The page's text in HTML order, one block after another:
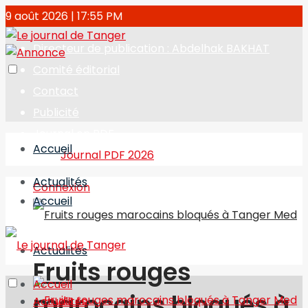
9 août 2026 | 17:55 PM
Directeur de publication : Abdelhak BAKHAT
Journal PDF 2026
Connexion
Accueil
Actualités
Fruits rouges
Accueil
Actualités
Accueil
Actualités